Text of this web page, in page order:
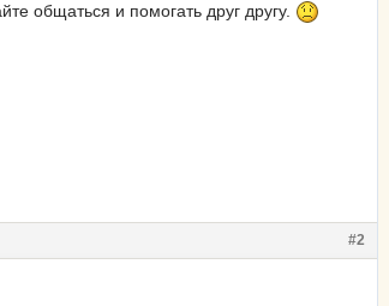
общаться и помогать друг другу.
#2